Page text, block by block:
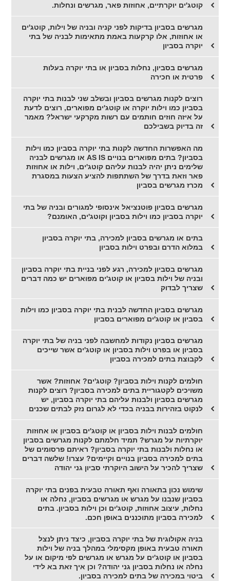
קוטג'ים יוקרתיים, אחוזות פאר, מגרשים ונחלות.
מגרשים בסביון בדיקות לפני קניה ובניה של וילות, קוטג'ים
או אחוזות, אלו קרקעות באמת מתאימות לבניה של בתי
יוקרה בסביון
מגרשים בסביון, נחלות בסביון או בתי יוקרה בעלות
פרטית או חכירה
רוצים לקנות מגרשים בסביון ובשלב שני לבנות בתי יוקרה
בסביון כמו וילות יוקרה או קוטג'ים מפוארים, רוצים לדעת
על איזה חוזים חותמים עם רשות מקרקעי ישראל? מאמר
זה בדיוק בשבילכם
מה האפשרות החדשה לקנות בתי יוקרה בסביון כמו וילות
בסביון? בתים מפוארים בנויים AS IS או מגרשים לבניה
שלימים ניתן יהיה לבנות עליהם קוטג'ים, וילות או אחוזות
פאר וזאת בדרך של השתתפות להציע הצעות במסגרת
מכרז מגרשים בסביון
מגרשים בסביון פוטנציאל אינסופי למגורים ובניה של בתי
יוקרה בסביון כמו וילות בסביון וקוטג'ים, האומנם?
בתים או מגרשים בסביון למכירה, בתי יוקרה בסביון
במלוא הדרם ובפרט וילות בסביון
מגרשים בסביון למכירה, רגע לפני בניית בתי יוקרה בסביון
ובניה של וילות בסביון או קוטג'ים מפוארים יש כמה דברים
שצריך לבדוק
מגרשים בסביון החדשה לבנית בתי יוקרה בסביון כמו וילות
בסביון או קוטג'ים מפוארים בסביון
מגרשים בסביון נקודות למחשבה לפני בניה של בתי יוקרה
בסביון או בפרט וילות בסביון או קוטג'ים אשר שייכים
לקבוצת בתים למכירה בסביון
חולמים לקנות וילות בסביון? קוטג'ים? אחוזות? אשר
משויכים לקטגוריית בתים למכירה בסביון? רוצים לקנות
מגרשים בסביון ולבנות עליהם בתי יוקרה בסביון, יש
לנקוט בזהירות בבניה בכדי לא לגרום נזק לבתים שכנים
חולמים לבנות וילות בסביון או קוטג'ים בסביון או אחוזות
יוקרתיות על מגרש? תמיד חלמתם לקנות מגרשים בסביון
או נחלות ולבנות בתי יוקרה בסביון? ראיתם פרסומים של
בתים למכירה בסביון בנויים וקיימים? עצרו! שלשה דברים
שצריך להכיר על הישוב היוקרתי סביון גני יהודה
שימוש נכון בתאורה ואף תאורה טבעית בפנים בתי יוקרה
בסביון שנבנו על מגרש או מגרשים בסביון, נחלה או
נחלות, עיצוב אחוזות, קוטג'ים וכן וילות בסביון. בתים
למכירה בסביון מתוכננים באופן חכם.
בניה אקולוגית של בתי יוקרה בסביון, כיצד ניתן לנצל
תאורה טבעית באופן מקסימלי במהלך בניה של וילות
בסביון או קוטג'ים על מגרש או מגרשים לפי מיקום או על
נחלה או נחלות בסביון גני יהודה? וכן איך זאת בא לידי
ביטוי במכירה של בתים למכירה בסביון.